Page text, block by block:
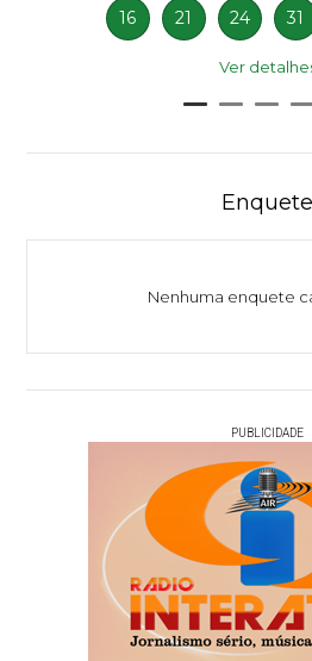
16 21 24 31
Ver
Enquete
Nenhuma enquete
PUBLICIDADE